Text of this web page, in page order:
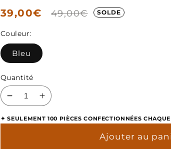
Prix
39,00€
Prix
49,00€ SOLDE
Couleur:
Bleu
Quantité
Réduire
quantité
Augmenter
quantité
✦ SEULEMENT 100 PIÈCES CONFECTIONNÉES
Ajouter au